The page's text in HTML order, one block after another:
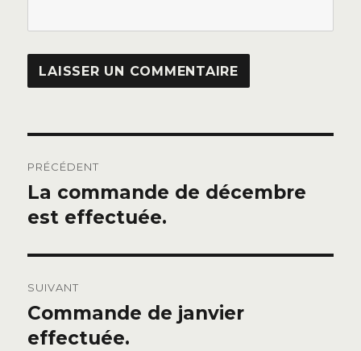
de
l’article
PRÉCÉDENT
Publication
précédente :
La commande de décembre
est effectuée.
SUIVANT
Publication
suivante :
Commande de janvier
effectuée.